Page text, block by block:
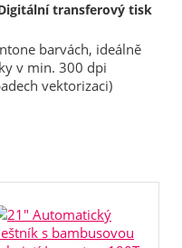
transferový tisk
barvách, ideálně
v min. 300 dpi
vektorizaci)